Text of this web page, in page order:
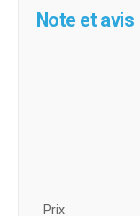
Note et avis
Prix ​​